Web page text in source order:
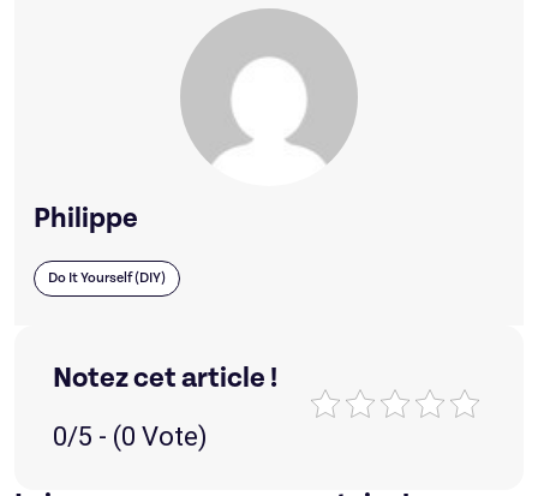
Philippe
Do It Yourself (DIY)
Notez cet article !
0/5 - (0 Vote)